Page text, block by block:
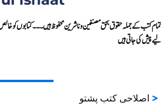
تمام کتب کے جملہ حقوق بحق مصنفین و ناشرین محفوظ ہیں۔۔۔ کتابوں کو خالص
لیے پیش کی جاتی ہیں
اصلاحی کتب پشتو